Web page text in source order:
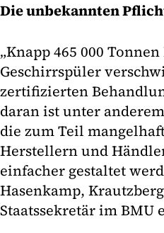
Die unbekannten
„Knapp 465 000
Geschirrspüler
zertifizierten
daran ist unter
die zum Teil
Herstellern und
einfacher gestaltet
Hasenkamp,
Staatssekretär im BMU